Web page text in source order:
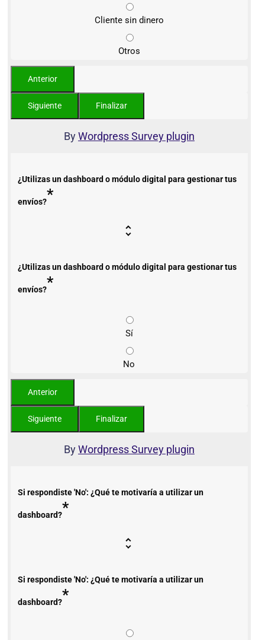
Cliente sin dinero
Otros
ByWordpress Survey plugin
¿Utilizas un dashboard o módulo digital para gestionar tus
envíos?*
¿Utilizas un dashboard o módulo digital para gestionar tus
envíos?*
Sí
No
ByWordpress Survey plugin
Si respondiste 'No': ¿Qué te motivaría a utilizar un
dashboard?*
Si respondiste 'No': ¿Qué te motivaría a utilizar un
dashboard?*